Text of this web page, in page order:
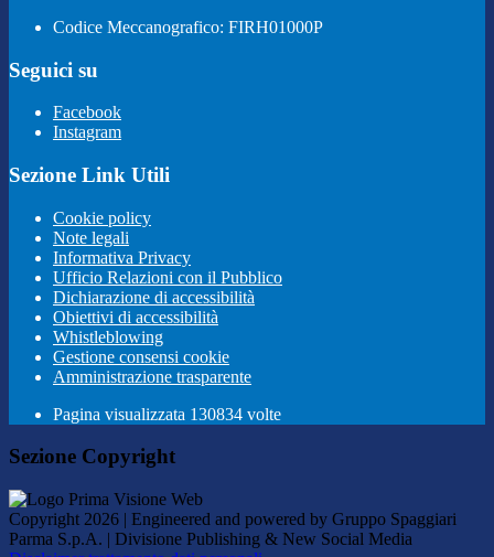
Codice Meccanografico: FIRH01000P
Seguici su
Facebook
Instagram
Sezione Link Utili
Cookie policy
Note legali
Informativa Privacy
Ufficio Relazioni con il Pubblico
Dichiarazione di accessibilità
Obiettivi di accessibilità
Whistleblowing
Gestione consensi cookie
Amministrazione trasparente
Pagina visualizzata 130834 volte
Sezione Copyright
Copyright 2026 | Engineered and powered by Gruppo Spaggiari
Parma S.p.A. | Divisione Publishing & New Social Media